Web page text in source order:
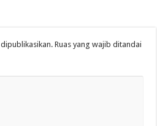
Ruas yang wajib ditandai